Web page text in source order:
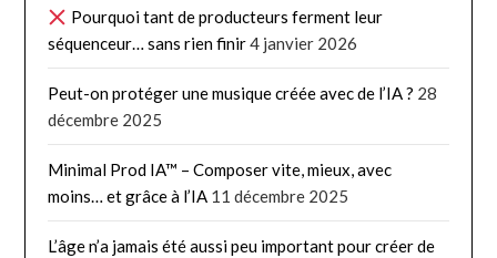
Pourquoi tant de producteurs ferment leur
séquenceur… sans rien finir4 janvier 2026
Peut-on protéger une musique créée avec de l’IA ? 28
décembre 2025
Minimal Prod IA™ – Composer vite, mieux, avec
moins… et grâce à l’IA 11 décembre 2025
L’âge n’a jamais été aussi peu important pour créer de